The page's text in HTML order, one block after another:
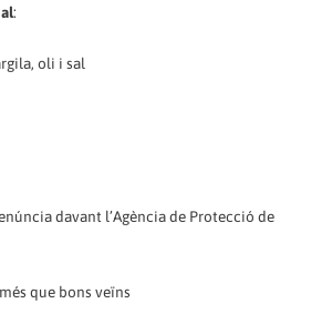
:
oli i sal
davant l’Agència de Protecció de
que bons veïns